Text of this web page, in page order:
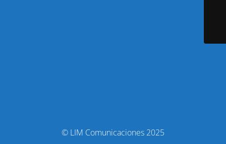
© LIM Comunicaciones 2025